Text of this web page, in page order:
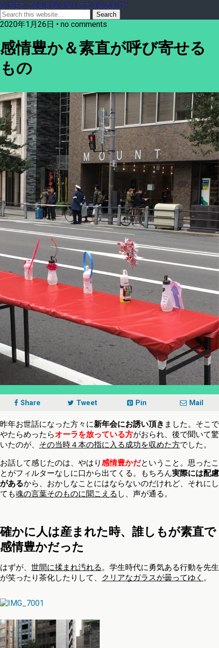
VIDEO CAMERAMAN COMMUNITY
2020年1月26日 • no comments
感情豊か＆素直が呼び寄せる
もの
Share Tweet Pin Mail
昨年お世話になった方々に新年会にお誘い頂き ました。そこで
やたらめったらオーラを放っている方がおられ、後で聞いて驚
いたのが、 その当時４本の指に入る成功を収めた方でした。
お話して感じたのは、やはり 感情豊かだということ。思ったこ
とがフィルターなしに口から出てくる。もちろん実際には配慮
があるから、おかしなことにはならないのだけれど、それにし
ても魂の言葉そのものに聞こえる し、声が通る。
確かに人は産まれた時、誰しもが素直で
感情豊かだった
はずが、 世間に揉まれ汚れる。学生時代に勇気ある行動を先生
が笑ったり茶化したりして、
クリアなガラスが曇ってゆく 。